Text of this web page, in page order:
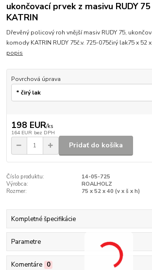
ukončovací prvek z masivu RUDY
KATRIN
Dřevěný policový roh vnější masiv RUDY 75,
komody KATRIN RUDY 75č.v. 725-075čirý lak75 x 52
popis
Povrchová úprava
198 EUR/ks
164 EUR bez DPH
Pridať do košíka
Číslo produktu:
14-05-725
Výrobca:
ROALHOLZ
Rozmer:
75 x 52 x 40 (v x š x h)
Kompletné špecifikácie
Parametre
Komentáre 0